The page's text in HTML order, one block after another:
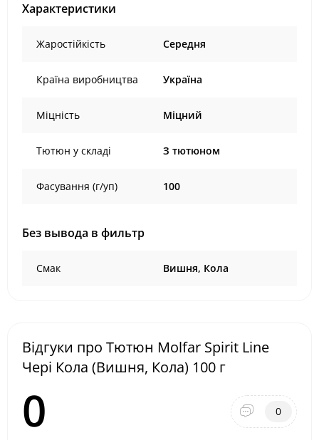
Характеристики
Жаростійкість Середня
Країна виробництва Україна
Міцність Міцний
Тютюн у складі З тютюном
Фасування (г/уп) 100
Без вывода в фильтр
Смак Вишня, Кола
Відгуки про Тютюн Molfar Spirit Line
Чері Кола (Вишня, Кола) 100 г
0 0